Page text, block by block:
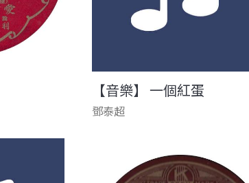
【音樂】 一個紅蛋
鄧泰超